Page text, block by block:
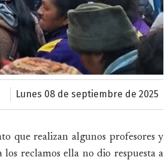
lunes 08 de septiembre de 2025
que realizan algunos profesores y
reclamos ella no dio respuesta a